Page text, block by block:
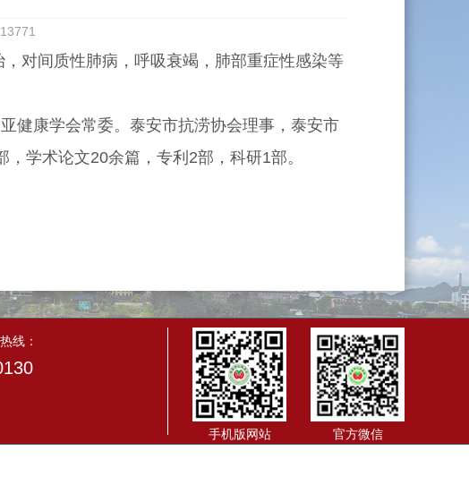
对间质性肺病，呼吸衰竭，肺部重症性感染等
康学会常委。泰安市抗涝协会理事，泰安市
学术论文20余篇，专利2部，科研1部。
线：
官方微信
手机版网站